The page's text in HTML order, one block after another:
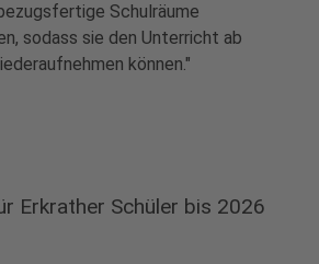
Schulräume
sodass sie den Unterricht ab
können."
Erkrather Schüler bis 2026